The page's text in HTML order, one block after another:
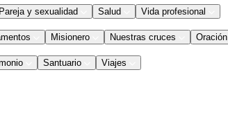
Pareja y sexualidad Salud Vida profesional
Misionero Nuestras cruces Oración
Santuario Viajes